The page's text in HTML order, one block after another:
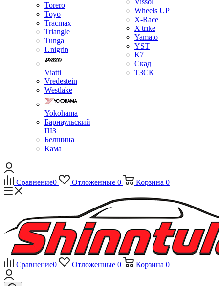
Torero
Toyo
Tracmax
Triangle
Tunga
Unigrip
Viatti
Vredestein
Westlake
Yokohama
Барнаульский
ШЗ
Белшина
Кама
Vissol
Wheels UP
X-Race
X'trike
Yamato
YST
К7
Скад
ТЗСК
Сравнение0 Отложенные 0 Корзина 0
Сравнение0 Отложенные 0 Корзина 0